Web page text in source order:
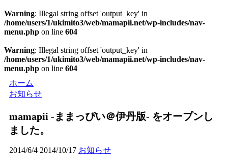
Warning: Illegal string offset 'output_key' in
/home/users/1/ukimito3/web/mamapii.net/wp-includes/nav-
menu.php on line 604
Warning: Illegal string offset 'output_key' in
/home/users/1/ukimito3/web/mamapii.net/wp-includes/nav-
menu.php on line 604
ホーム
お知らせ
mamapii -ままっぴい＠伊丹版- をオープンし
ました。
2014/6/4 2014/10/17 お知らせ